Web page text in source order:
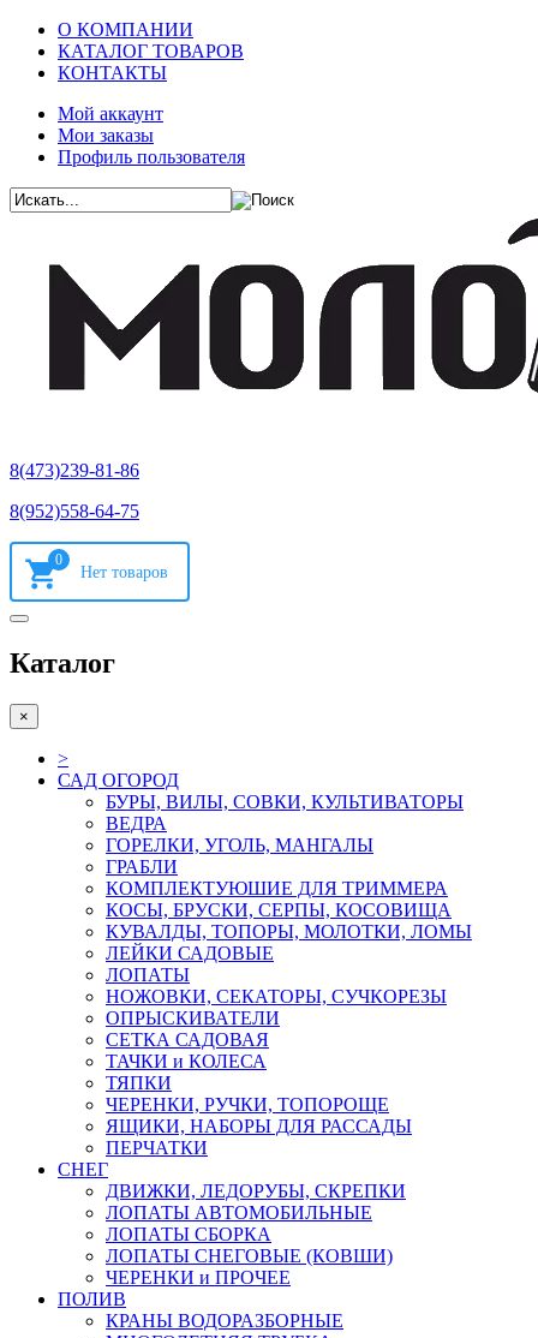
О КОМПАНИИ
КАТАЛОГ ТОВАРОВ
КОНТАКТЫ
Мой аккаунт
Мои заказы
Профиль пользователя
8(473)239-81-86
8(952)558-64-75
0
Каталог
×
>
САД ОГОРОД
БУРЫ, ВИЛЫ, СОВКИ, КУЛЬТИВАТОРЫ
ВЕДРА
ГОРЕЛКИ, УГОЛЬ, МАНГАЛЫ
ГРАБЛИ
КОМПЛЕКТУЮШИЕ ДЛЯ ТРИММЕРА
КОСЫ, БРУСКИ, СЕРПЫ, КОСОВИЩА
КУВАЛДЫ, ТОПОРЫ, МОЛОТКИ, ЛОМЫ
ЛЕЙКИ САДОВЫЕ
ЛОПАТЫ
НОЖОВКИ, СЕКАТОРЫ, СУЧКОРЕЗЫ
ОПРЫСКИВАТЕЛИ
СЕТКА САДОВАЯ
ТАЧКИ и КОЛЕСА
ТЯПКИ
ЧЕРЕНКИ, РУЧКИ, ТОПОРОЩЕ
ЯЩИКИ, НАБОРЫ ДЛЯ РАССАДЫ
ПЕРЧАТКИ
СНЕГ
ДВИЖКИ, ЛЕДОРУБЫ, СКРЕПКИ
ЛОПАТЫ АВТОМОБИЛЬНЫЕ
ЛОПАТЫ СБОРКА
ЛОПАТЫ СНЕГОВЫЕ (КОВШИ)
ЧЕРЕНКИ и ПРОЧЕЕ
ПОЛИВ
КРАНЫ ВОДОРАЗБОРНЫЕ